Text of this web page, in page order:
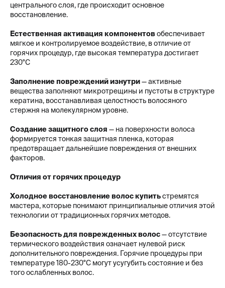
центрального слоя, где происходит основное
восстановление.
Естественная активация компонентовобеспечивает
мягкое и контролируемое воздействие, в отличие от
горячих процедур, где высокая температура достигает
230°C
Заполнение повреждений изнутри— активные
вещества заполняют микротрещины и пустоты в структуре
кератина, восстанавливая целостность волосяного
стержня на молекулярном уровне.
Создание защитного слоя — на поверхности волоса
формируется тонкая защитная пленка, которая
предотвращает дальнейшие повреждения от внешних
факторов.
Отличия от горячих процедур
Холодное восстановление волос купитьстремятся
мастера, которые понимают принципиальные отличия этой
технологии от традиционных горячих методов.
Безопасность для поврежденных волос— отсутствие
термического воздействия означает нулевой риск
дополнительного повреждения. Горячие процедуры при
температуре 180-230°C могут усугубить состояние и без
того ослабленных волос.